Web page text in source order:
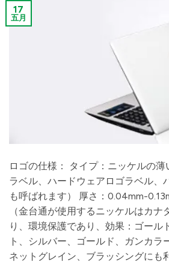
17
五月
ロゴの仕様： タイプ：ニッケルの
ラベル、ハードウェアロゴラベル、
も呼ばれます） 厚さ：0.04mm-
（金台通が使用するニッケルはカナ
り、環境保護であり、効果：ゴール
ト、シルバー、ゴールド、ガンカラ
ネットグレイン、ブラッシングにも